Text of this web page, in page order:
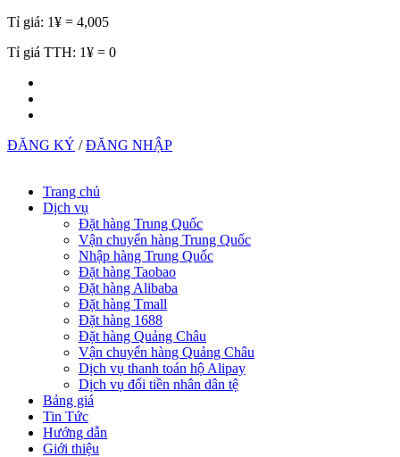
Tỉ giá: 1¥ = 4,005
Tỉ giá TTH: 1¥ = 0
ĐĂNG KÝ /ĐĂNG NHẬP
Trang chủ
Dịch vụ
Đặt hàng Trung Quốc
Vận chuyển hàng Trung Quốc
Nhập hàng Trung Quốc
Đặt hàng Taobao
Đặt hàng Alibaba
Đặt hàng Tmall
Đặt hàng 1688
Đặt hàng Quảng Châu
Vận chuyển hàng Quảng Châu
Dịch vụ thanh toán hộ Alipay
Dịch vụ đổi tiền nhân dân tệ
Bảng giá
Tin Tức
Hướng dẫn
Giới thiệu